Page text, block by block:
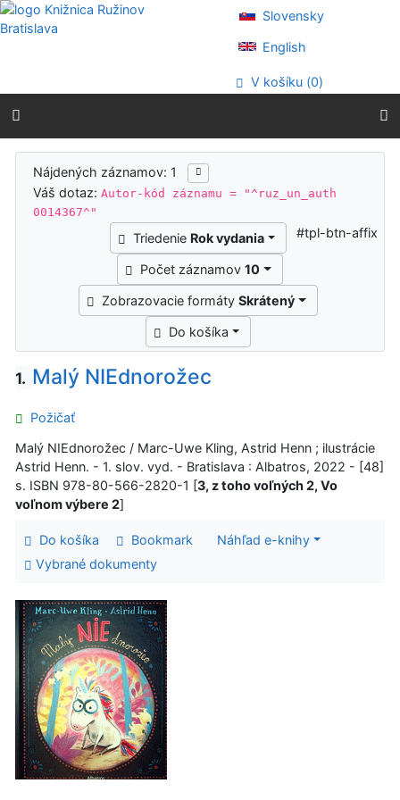
Prejsť na obsah
Prejsť na menu
Prehlásenie o webovej prístupnosti
Slovensky
English
V košíku (0)
Výsledky vyhľadávania
Nájdených záznamov: 1
Váš dotaz:Autor-kód záznamu = "^ruz_un_auth
0014367^"
Triedenie Rok vydania
Počet záznamov10
Zobrazovacie formátySkrátený
Do košíka
#tpl-btn-affix
1. Malý NIEdnorožec
Požičať
Malý NIEdnorožec / Marc-Uwe Kling, Astrid Henn ; ilustrácie
Astrid Henn. - 1. slov. vyd. - Bratislava : Albatros, 2022 - [48]
s. ISBN 978-80-566-2820-1 [3, z toho voľných 2, Vo
voľnom výbere 2]
Do košíka Bookmark
Náhľad e-knihy
Vybrané dokumenty